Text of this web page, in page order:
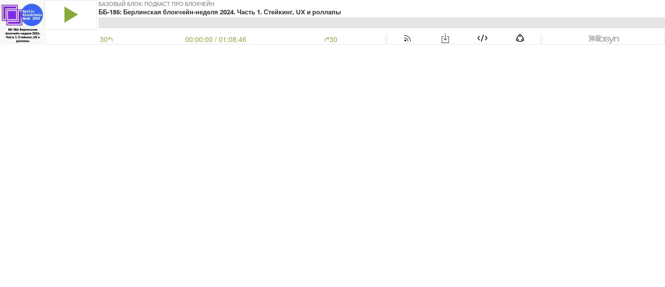
БАЗОВЫЙ БЛОК: ПОДКАСТ ПРО БЛОКЧЕЙН
ББ-186: Берлинская блокчейн-неделя 2024. Часть 1. Стейкинг, UX и роллапы
30 00:00:00 / 01:08:46 30